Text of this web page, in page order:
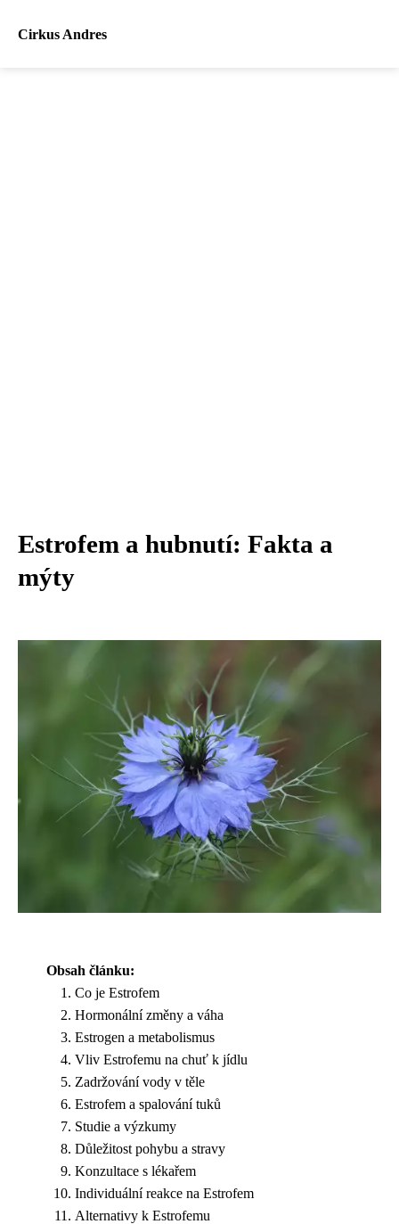
Cirkus Andres
Estrofem a hubnutí: Fakta a
mýty
Obsah článku:
Co je Estrofem
Hormonální změny a váha
Estrogen a metabolismus
Vliv Estrofemu na chuť k jídlu
Zadržování vody v těle
Estrofem a spalování tuků
Studie a výzkumy
Důležitost pohybu a stravy
Konzultace s lékařem
Individuální reakce na Estrofem
Alternativy k Estrofemu